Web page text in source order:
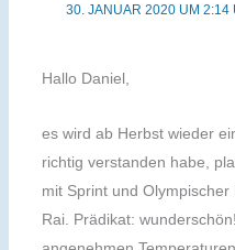
30. JANUAR 2020 UM 2:14
Hallo Daniel,
es wird ab Herbst wieder
richtig verstanden habe,
mit Sprint und
Rai. Prädikat: